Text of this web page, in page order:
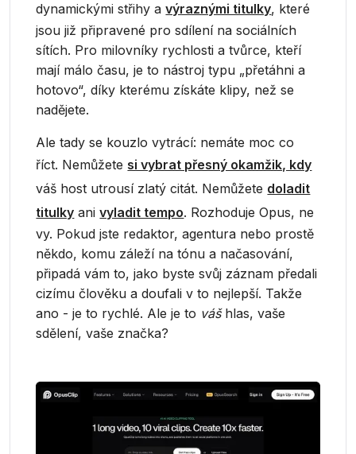
dynamickými střihy avýraznými titulky, které
jsou již připravené pro sdílení na sociálních
sítích. Pro milovníky rychlosti a tvůrce, kteří
mají málo času, je to nástroj typu „přetáhni a
hotovo“, díky kterému získáte klipy, než se
nadějete.
Ale tady se kouzlo vytrácí: nemáte moc co
říct. Nemůžete si vybrat přesný okamžik, kdy
váš host utrousí zlatý citát. Nemůžete doladit
titulky anivyladit tempo. Rozhoduje Opus, ne
vy. Pokud jste redaktor, agentura nebo prostě
někdo, komu záleží na tónu a načasování,
připadá vám to, jako byste svůj záznam předali
cizímu člověku a doufali v to nejlepší. Takže
ano - je to rychlé. Ale je to vášhlas, vaše
sdělení, vaše značka?